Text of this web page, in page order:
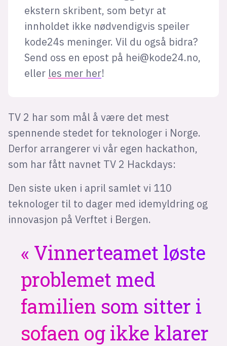
ekstern skribent, som betyr at
innholdet ikke nødvendigvis speiler
kode24s meninger. Vil du også bidra?
Send oss en epost på hei@kode24.no,
eller les mer her!
TV 2 har som mål å være det mest
spennende stedet for teknologer i Norge.
Derfor arrangerer vi vår egen hackathon,
som har fått navnet TV 2 Hackdays:
Den siste uken i april samlet vi 110
teknologer til to dager med idemyldring og
innovasjon på Verftet i Bergen.
Vinnerteamet løste
problemet med
familien som sitter i
sofaen og ikke klarer